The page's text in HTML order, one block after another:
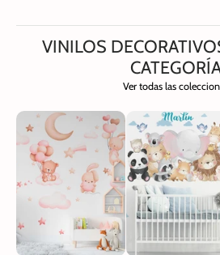
VINILOS
Ver todas las